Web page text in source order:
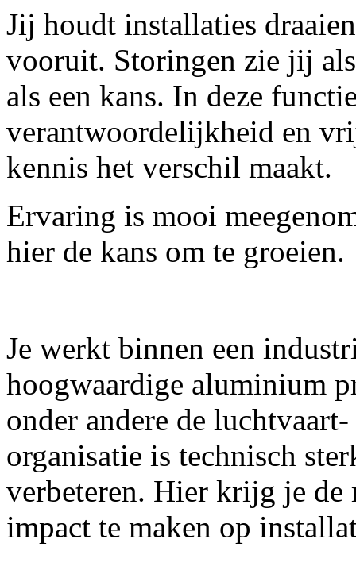
Jij houdt installaties
vooruit. Storingen zie jij
als een kans. In deze
verantwoordelijkheid en
kennis het verschil maakt.
Ervaring is mooi
hier de kans om te groeien.
Je werkt binnen een
hoogwaardige aluminium
onder andere de
organisatie is technisch
verbeteren. Hier krijg je de
impact te maken op